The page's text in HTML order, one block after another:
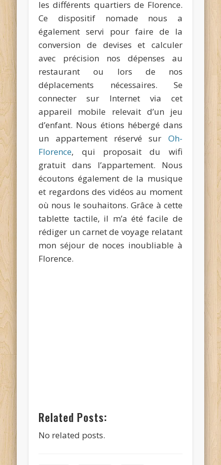
les différents quartiers de Florence.
Ce dispositif nomade nous a
également servi pour faire de la
conversion de devises et calculer
avec précision nos dépenses au
restaurant ou lors de nos
déplacements nécessaires. Se
connecter sur Internet via cet
appareil mobile relevait d’un jeu
d’enfant. Nous étions hébergé dans
un appartement réservé sur Oh-
Florence, qui proposait du wifi
gratuit dans l’appartement. Nous
écoutons également de la musique
et regardons des vidéos au moment
où nous le souhaitons. Grâce à cette
tablette tactile, il m’a été facile de
rédiger un carnet de voyage relatant
mon séjour de noces inoubliable à
Florence.
Related Posts:
No related posts.